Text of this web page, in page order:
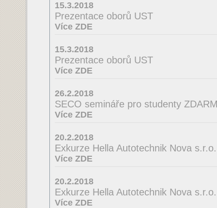
15.3.2018
Prezentace oborů UST
Více ZDE
15.3.2018
Prezentace oborů UST
Více ZDE
26.2.2018
SECO semináře pro studenty
Více ZDE
20.2.2018
Exkurze Hella Autotechnik Nova
Více ZDE
20.2.2018
Exkurze Hella Autotechnik Nova
Více ZDE